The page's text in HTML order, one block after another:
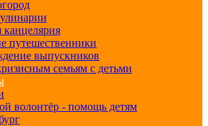
путешественники
выпускников
семьям с детьми